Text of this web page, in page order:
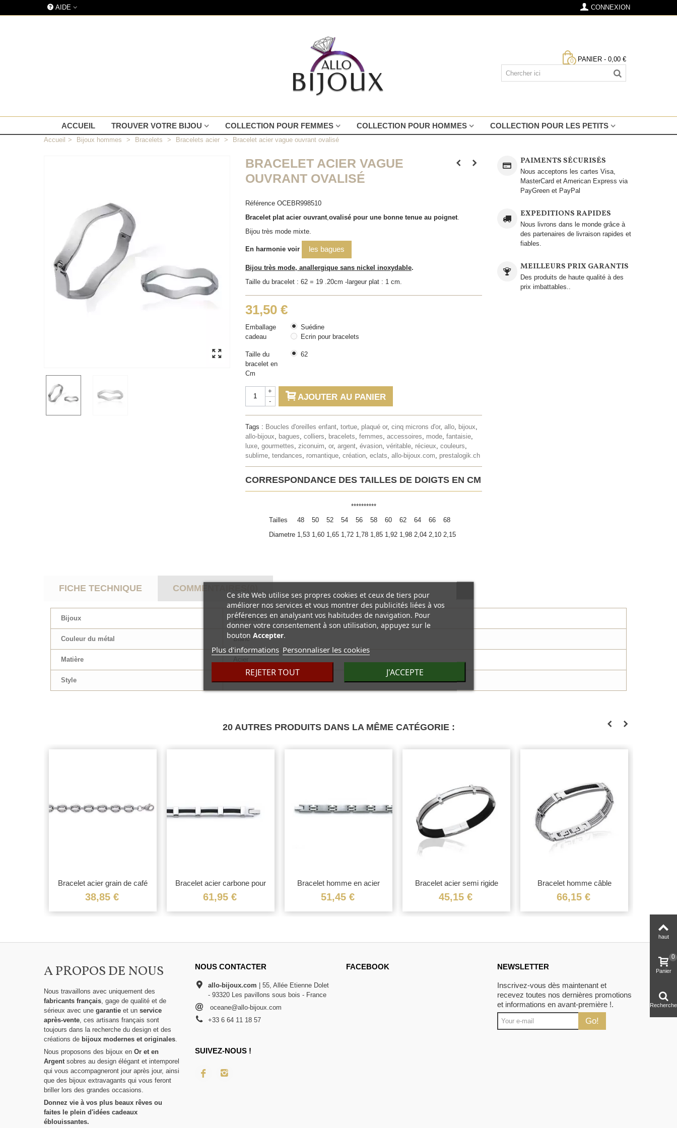
AIDE CONNEXION
0 PANIER - 0,00 €
ACCUEIL TROUVER VOTRE BIJOU COLLECTION POUR FEMMES COLLECTION POUR HOMMES COLLECTION POUR LES PETITS
Accueil > Bijoux hommes > Bracelets > Bracelets acier > Bracelet acier vague ouvrant ovalisé
BRACELET ACIER VAGUE
OUVRANT OVALISÉ
Référence OCEBR998510
Bracelet plat acier ouvrant,ovalisé pour une bonne tenue au poignet.
Bijou très mode mixte.
En harmonie voir les bagues
Bijou très mode, anallergique sans nickel inoxydable.
Taille du bracelet : 62 = 19 .20cm -largeur plat : 1 cm.
31,50 €
Emballage
cadeau
Suédine
Ecrin pour bracelets
Taille du
bracelet en
Cm
62
-
+
AJOUTER AU PANIER
Tags : Boucles d'oreilles enfant, tortue, plaqué or, cinq microns d'or, allo, bijoux,
allo-bijoux, bagues, colliers, bracelets, femmes, accessoires, mode, fantaisie,
luxe, gourmettes, ziconuim, or, argent, évasion, véritable, récieux, couleurs,
sublime, tendances, romantique, création, eclats, allo-bijoux.com, prestalogik.ch
CORRESPONDANCE DES TAILLES DE DOIGTS EN CM
**********
Tailles
48 50 52 54 56 58 60 62 64 66
68
Diametre 1,53 1,60 1,65 1,72 1,78 1,85 1,92 1,98 2,04 2,10 2,15
PAIMENTS SÉCURISÉS
Nous acceptons les cartes Visa,
MasterCard et American Express via
PayGreen et PayPal
EXPEDITIONS RAPIDES
Nous livrons dans le monde grâce à
des partenaires de livraison rapides et
fiables.
MEILLEURS PRIX GARANTIS
Des produits de haute qualité à des
prix imbattables..
FICHE TECHNIQUE COMMENTAIRES(0)
Bijoux Bracelet
Couleur du métal Blanc
Matière
Style Mode
20 AUTRES PRODUITS DANS LA MÊME CATÉGORIE :
Bracelet acier grain de café
38,85 €
Bracelet acier carbone pour
homme
61,95 €
Bracelet homme en acier
51,45 €
Bracelet acier semi rigide
45,15 €
Bracelet homme câble
torsadé...
66,15 €
A PROPOS DE NOUS
Nous travaillons avec uniquement des
fabricants français, gage de qualité et de
sérieux avec une garantie et un service
après-vente, ces artisans français sont
toujours dans la recherche du design et des
créations de bijoux modernes et originales.
Nous proposons des bijoux en Or et en
Argentsobres au design élégant et intemporel
qui vous accompagneront jour après jour, ainsi
que des bijoux extravagants qui vous feront
briller lors des grandes occasions.
Donnez vie à vos plus beaux rêves ou
faites le plein d'idées cadeaux
éblouissantes.
NOUS CONTACTER
allo-bijoux.com | 55, Allée Etienne Dolet
- 93320 Les pavillons sous bois - France
oceane@allo-bijoux.com
+33 6 64 11 18 57
FACEBOOK NEWSLETTER
Inscrivez-vous dès maintenant et
recevez toutes nos dernières promotions
et informations en avant-première !.
Go!
SUIVEZ-NOUS !
Ce site Web utilise ses propres cookies et ceux de tiers pour
améliorer nos services et vous montrer des publicités liées à vos
préférences en analysant vos habitudes de navigation. Pour
donner votre consentement à son utilisation, appuyez sur le
bouton Accepter.
Plus d'informations Personnaliser les cookies
REJETER TOUT J'ACCEPTE
haut
Panier
0